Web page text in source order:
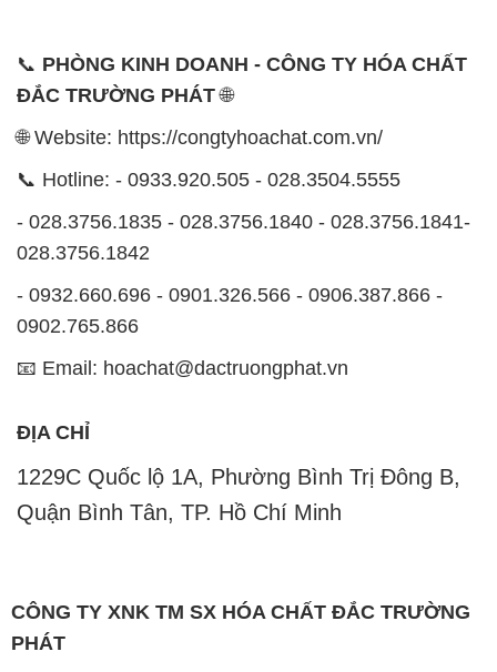
📞 PHÒNG KINH DOANH - CÔNG TY HÓA CHẤT
ĐẮC TRƯỜNG PHÁT🌐
🌐 Website: https://congtyhoachat.com.vn/
📞 Hotline: - 0933.920.505 - 028.3504.5555
- 028.3756.1835 - 028.3756.1840 - 028.3756.1841-
028.3756.1842
- 0932.660.696 - 0901.326.566 - 0906.387.866 -
0902.765.866
📧 Email: hoachat@dactruongphat.vn
ĐỊA CHỈ
1229C Quốc lộ 1A, Phường Bình Trị Đông B,
Quận Bình Tân, TP. Hồ Chí Minh
CÔNG TY XNK TM SX HÓA CHẤT ĐẮC TRƯỜNG
PHÁT